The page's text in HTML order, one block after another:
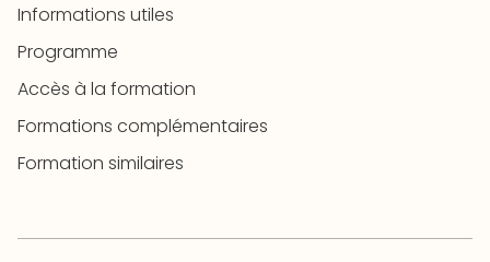
Informations utiles
Programme
Accès à la formation
Formations complémentaires
Formation similaires